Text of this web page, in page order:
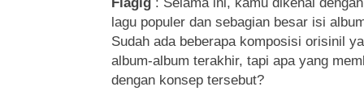
lagu populer dan sebagian besar isi
Sudah ada beberapa komposisi orisinil
album-album terakhir, tapi apa yang
dengan konsep tersebut?